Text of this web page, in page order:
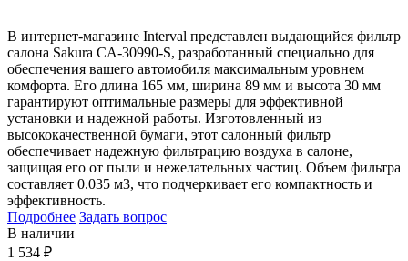
В интернет-магазине Interval представлен выдающийся фильтр
салона Sakura CA-30990-S, разработанный специально для
обеспечения вашего автомобиля максимальным уровнем
комфорта. Его длина 165 мм, ширина 89 мм и высота 30 мм
гарантируют оптимальные размеры для эффективной
установки и надежной работы. Изготовленный из
высококачественной бумаги, этот салонный фильтр
обеспечивает надежную фильтрацию воздуха в салоне,
защищая его от пыли и нежелательных частиц. Объем фильтра
составляет 0.035 м3, что подчеркивает его компактность и
эффективность.
Подробнее Задать вопрос
В наличии
1 534 ₽